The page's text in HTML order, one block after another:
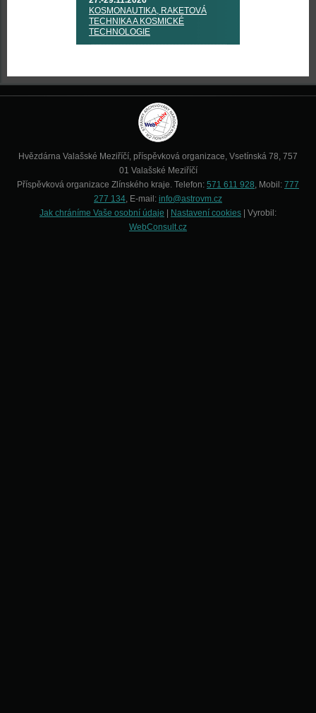
KOSMONAUTIKA, RAKETOVÁ
TECHNIKA A KOSMICKÉ
TECHNOLOGIE
Hvězdárna Valašské Meziříčí, příspěvková organizace, Vsetínská 78, 757
01 Valašské Meziříčí
Příspěvková organizace Zlínského kraje. Telefon: 571 611 928, Mobil: 777
277 134, E-mail: info@astrovm.cz
Jak chráníme Vaše osobní údaje
Nastavení cookies | Vyrobil:
WebConsult.cz